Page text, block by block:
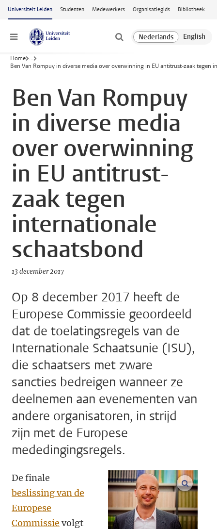
Ga naar hoofdinhoud
Universiteit Leiden Studenten Medewerkers Organisatiegids Bibliotheek
Menu
Home ...
Ben Van Rompuy in diverse media over overwinning in EU antitrust-zaak tegen
Ben Van Rompuy
in diverse media
over overwinning
in EU antitrust-
zaak tegen
internationale
schaatsbond
13 december 2017
Op 8 december 2017 heeft de
Europese Commissie geoordeeld
dat de toelatingsregels van de
Internationale Schaatsunie (ISU),
die schaatsers met zware
sancties bedreigen wanneer ze
deelnemen aan evenementen van
andere organisatoren, in strijd
zijn met de Europese
mededingingsregels.
De finale
beslissing van de
Europese
Commissie volgt